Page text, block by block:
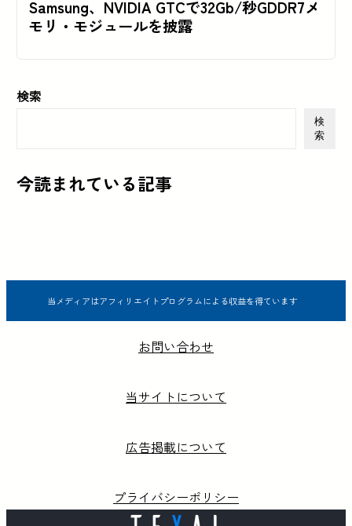
Samsung、NVIDIA GTCで32Gb/秒GDDR7メ
モリ・モジュールを披露
検索
検
索
今読まれている記事
当メディアはアフィリエイトプログラムによる収益を得ています
お問い合わせ
当サイトについて
広告掲載について
プライバシーポリシー